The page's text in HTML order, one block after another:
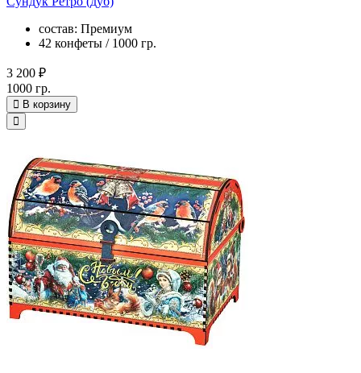
состав: Премиум
42 конфеты / 1000 гр.
3 200 ₽
1000 гр.
В корзину